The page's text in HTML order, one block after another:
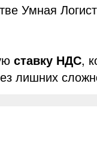
Умная
ставку НДС,
лишних